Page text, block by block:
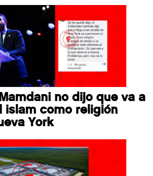
no dijo que va a
islam como religión
York